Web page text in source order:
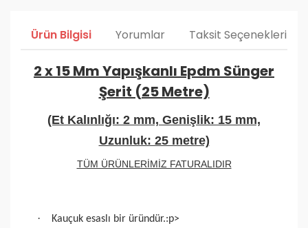
Ürün Bilgisi Yorumlar Taksit Seçenekleri
2 x 15 Mm Yapışkanlı Epdm Sünger
Şerit (25 Metre)
(Et Kalınlığı: 2 mm, Genişlik: 15 mm,
Uzunluk: 25 metre)
TÜM ÜRÜNLERİMİZ FATURALIDIR
· Kauçuk esaslı bir üründür.:p>